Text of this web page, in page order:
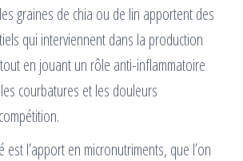
graines de chia ou de lin apportent des
qui interviennent dans la production
en jouant un rôle anti-inflammatoire
courbatures et les douleurs
est l’apport en micronutriments, que l’on